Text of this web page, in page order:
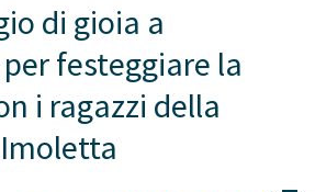
di gioia a
festeggiare la
i ragazzi della